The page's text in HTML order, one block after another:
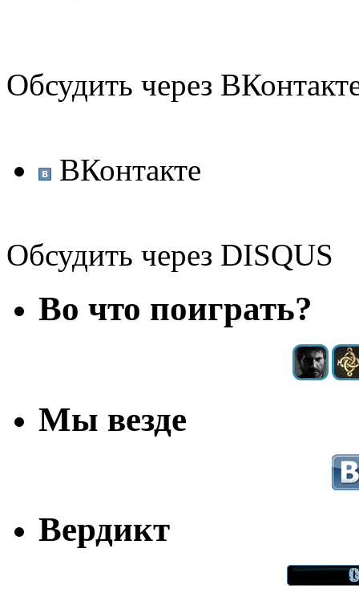
Обсудить через
ВКонтакте
Обсудить через DISQUS
Во что поиграть?
Мы везде
Вердикт